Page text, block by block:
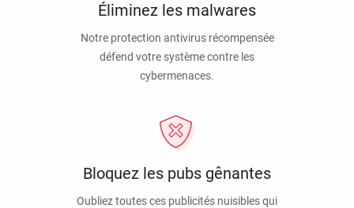
Éliminez les malwares
Notre protection antivirus récompensée
défend votre système contre les
cybermenaces.
Bloquez les pubs gênantes
Oubliez toutes ces publicités nuisibles qui